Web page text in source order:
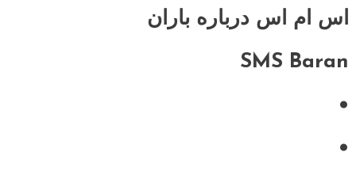
اس ام اس درباره باران
SMS Baran
•
•